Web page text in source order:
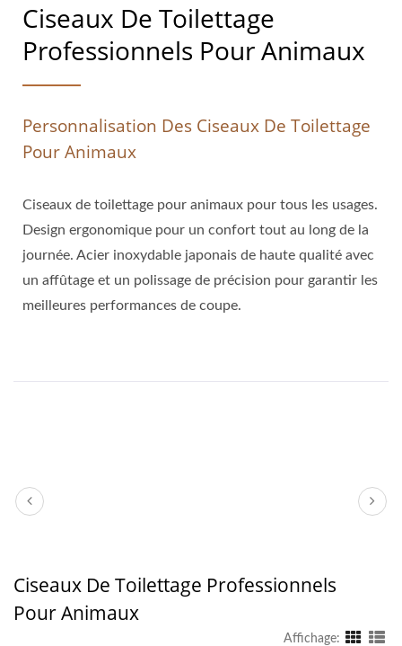
Ciseaux De Toilettage
Professionnels Pour Animaux
Personnalisation Des Ciseaux De Toilettage
Pour Animaux
Ciseaux de toilettage pour animaux pour tous les usages.
Design ergonomique pour un confort tout au long de la
journée. Acier inoxydable japonais de haute qualité avec
un affûtage et un polissage de précision pour garantir les
meilleures performances de coupe.
Ciseaux De Toilettage Professionnels
Pour Animaux
Affichage: